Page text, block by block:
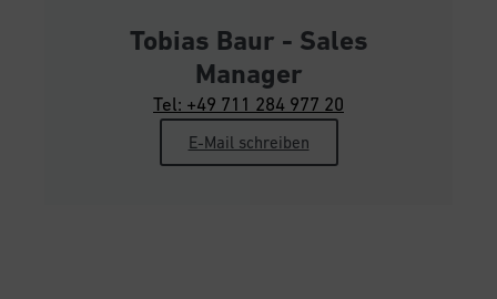
Tobias Baur - Sales
Manager
Tel: +49 711 284 977 20
E-Mail schreiben